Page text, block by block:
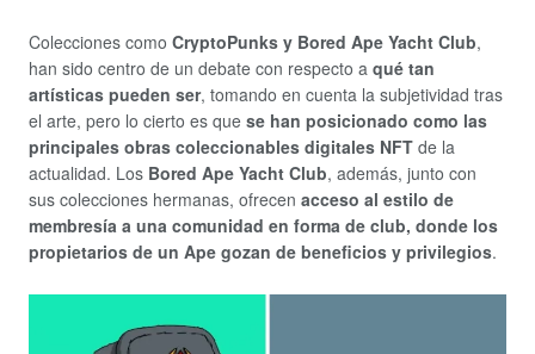
Colecciones como CryptoPunks y Bored Ape Yacht Club,
han sido centro de un debate con respecto a qué tan
artísticas pueden ser, tomando en cuenta la subjetividad tras
el arte, pero lo cierto es que se han posicionado como las
principales obras coleccionables digitales NFT de la
actualidad. Los Bored Ape Yacht Club, además, junto con
sus colecciones hermanas, ofrecen acceso al estilo de
membresía a una comunidad en forma de club, donde los
propietarios de un Ape gozan de beneficios y privilegios.